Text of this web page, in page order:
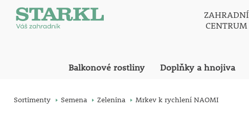
ZAHRADNÍ
CENTRUM
Balkonové rostliny Doplňky a hnojiva
Sortimenty Semena Zelenina Mrkev k rychlení NAOMI